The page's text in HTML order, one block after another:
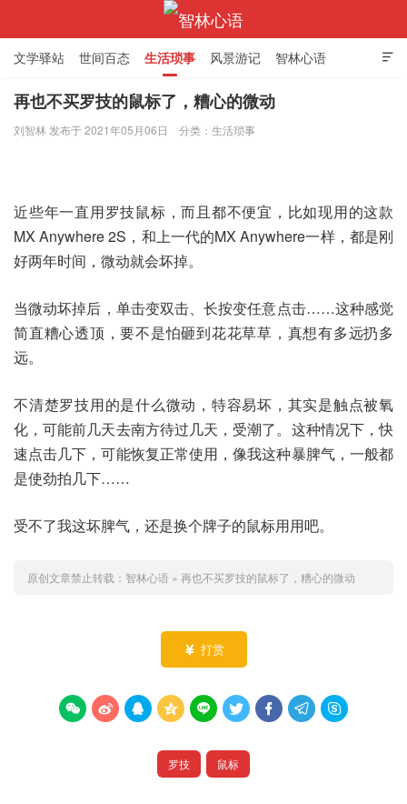

文学驿站 世间百态 生活琐事 风景游记 智林心语
再也不买罗技的鼠标了，糟心的微动
刘智林 发布于 2021年05月06日 分类： 生活琐事
近些年一直用罗技鼠标，而且都不便宜，比如现用的这款
MX Anywhere 2S，和上一代的MX Anywhere一样，都是刚
好两年时间，微动就会坏掉。
当微动坏掉后，单击变双击、长按变任意点击……这种感觉
简直糟心透顶，要不是怕砸到花花草草，真想有多远扔多
远。
不清楚罗技用的是什么微动，特容易坏，其实是触点被氧
化，可能前几天去南方待过几天，受潮了。这种情况下，快
速点击几下，可能恢复正常使用，像我这种暴脾气，一般都
是使劲拍几下……
受不了我这坏脾气，还是换个牌子的鼠标用用吧。
原创文章禁止转载： 智林心语 » 再也不买罗技的鼠标了，糟心的微动
 打赏
        
罗技 鼠标